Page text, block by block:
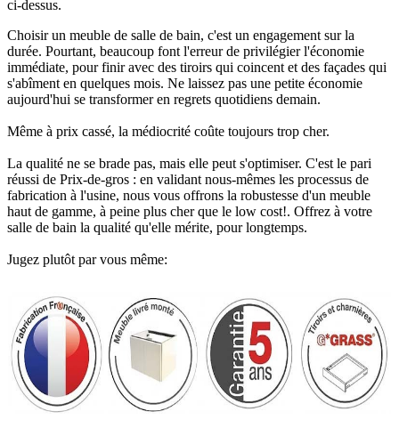
ci-dessus.​
Choisir un meuble de salle de bain, c'est un engagement sur la
durée. Pourtant, beaucoup font l'erreur de privilégier l'économie
immédiate, pour finir avec des tiroirs qui coincent et des façades qui
s'abîment en quelques mois. Ne laissez pas une petite économie
aujourd'hui se transformer en regrets quotidiens demain.
Même à prix cassé, la médiocrité coûte toujours trop cher.
La qualité ne se brade pas, mais elle peut s'optimiser. C'est le pari
réussi de Prix-de-gros : en validant nous-mêmes les processus de
fabrication à l'usine, nous vous offrons la robustesse d'un meuble
haut de gamme, à peine plus cher que le low cost!. Offrez à votre
salle de bain la qualité qu'elle mérite, pour longtemps.
Jugez plutôt par vous même: